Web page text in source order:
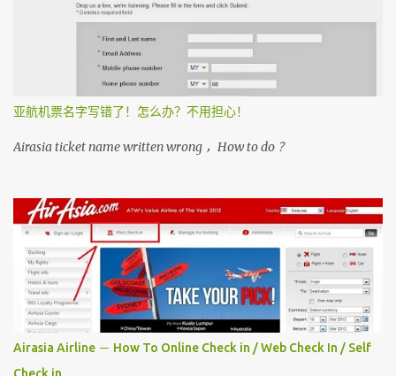
亚航机票名字写错了！怎么办？不用担心！
Airasia ticket name written wrong ，How to do ？
Airasia Airline － How To Online Check in / Web Check In / Self